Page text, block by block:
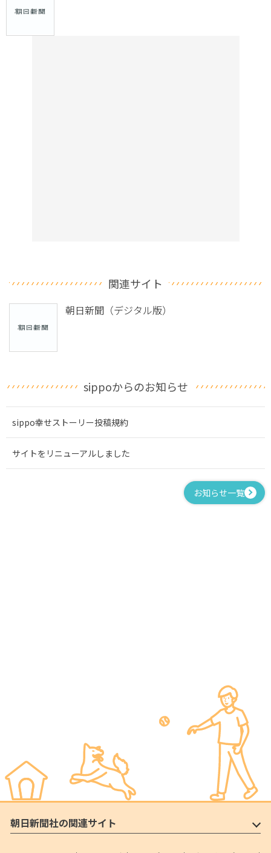
関連サイト
朝日新聞（デジタル版）
sippoからのお知らせ
sippo幸せストーリー投稿規約
サイトをリニューアルしました
お知らせ一覧
朝日新聞社の関連サイト